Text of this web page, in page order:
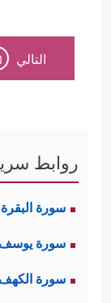
أولًا:
قَالَ إِبۡرَ
يلقي
أن
شخصي،
يدعون
التالي
روابط
سورة البقرة
سورة يوسف
سورة الكهف